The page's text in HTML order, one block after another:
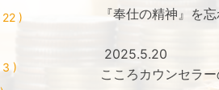
『奉仕の精神』を
2025.5.20
こころカウンセラ
22 )
3 )